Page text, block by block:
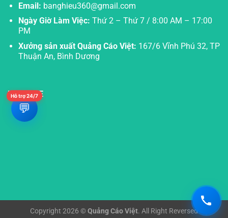
Email: banghieu360@gmail.com
Ngày Giờ Làm Việc: Thứ 2 – Thứ 7 / 8:00 AM – 17:00
PM
Xưởng sản xuất Quảng Cáo Việt: 167/6 Vĩnh Phú 32, TP
Thuận An, Bình Dương
FANPAGE
Copyright 2026 ©Quảng Cáo Việt. All Right Reversed
💬
Hỗ trợ 24/7